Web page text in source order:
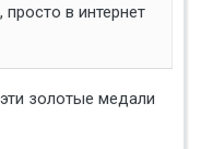
в интернет
золотые медали